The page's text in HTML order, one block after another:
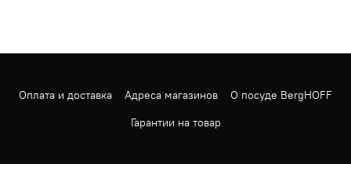
Оплата и доставка Адреса магазинов
О посуде BergHOFF
Гарантии на товар